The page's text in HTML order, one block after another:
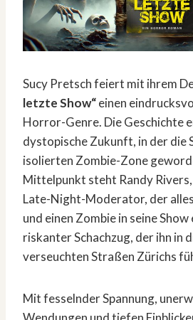
Sucy Pretsch feiert mit ihrem
letzte Show“einen
Horror-Genre. Die Geschichte
dystopische Zukunft, in der die
isolierten Zombie-Zone
Mittelpunkt steht Randy
Late-Night-Moderator, der
und einen Zombie in seine Show
riskanter Schachzug, der ihn in
verseuchten Straßen Zürichs
Mit fesselnder Spannung,